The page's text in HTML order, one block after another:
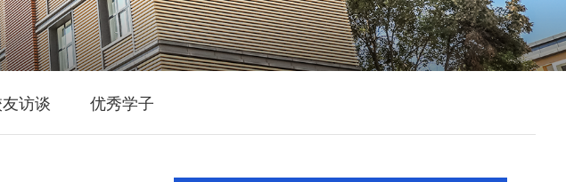
访谈 优秀学子